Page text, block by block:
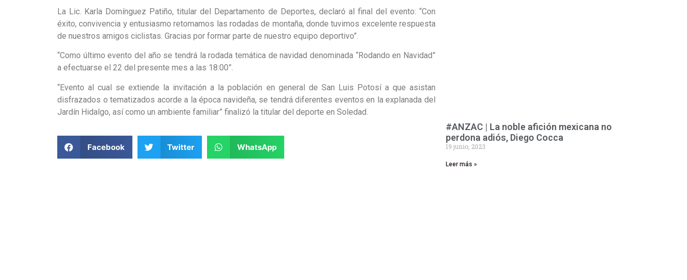
La Lic. Karla Domínguez Patiño, titular del Departamento de Deportes, declaró al final del evento: “Con
éxito, convivencia y entusiasmo retomamos las rodadas de montaña, donde tuvimos excelente respuesta
de nuestros amigos ciclistas. Gracias por formar parte de nuestro equipo deportivo”.
“Como último evento del año se tendrá la rodada temática de navidad denominada “Rodando en Navidad”
a efectuarse el 22 del presente mes a las 18:00”.
“Evento al cual se extiende la invitación a la población en general de San Luis Potosí a que asistan
disfrazados o tematizados acorde a la época navideña, se tendrá diferentes eventos en la explanada del
Jardín Hidalgo, así como un ambiente familiar” finalizó la titular del deporte en Soledad.
Facebook Twitter WhatsApp
#ANZAC | La noble afición mexicana no
perdona adiós, Diego Cocca
19 junio, 2023
Leer más »